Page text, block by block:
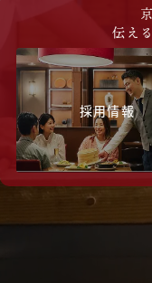
伝え
採用情報